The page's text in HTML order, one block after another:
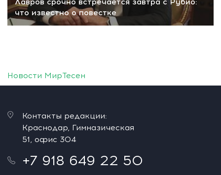
что известно о повестке
Новости МирТесен
Контакты редакции:
Краснодар, Гимназическая
51, офис 304
+7 918 649 22 50